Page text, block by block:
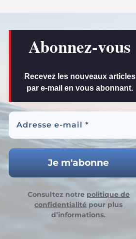
Abonnez-vous
Recevez les nouveaux articles
par e-mail en vous abonnant.
Consultez notre politique de
confidentialité pour plus
d’informations.